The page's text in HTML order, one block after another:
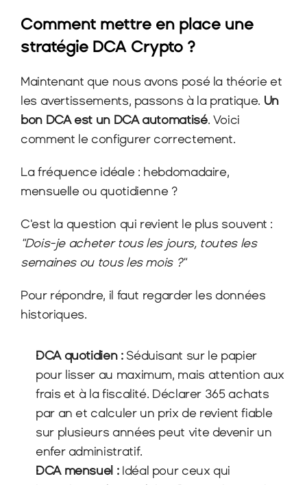
Comment mettre en place une
stratégie DCA Crypto ?
Maintenant que nous avons posé la théorie et
les avertissements, passons à la pratique. Un
bon DCA est un DCA automatisé. Voici
comment le configurer correctement.
La fréquence idéale : hebdomadaire,
mensuelle ou quotidienne ?
"Dois-je acheter tous les jours, toutes les
semaines ou tous les mois ?"
Pour répondre, il faut regarder les données
historiques.
DCA quotidien : Séduisant sur le papier
pour lisser au maximum, mais attention aux
frais et à la fiscalité. Déclarer 365 achats
par an et calculer un prix de revient fiable
sur plusieurs années peut vite devenir un
enfer administratif.
DCA mensuel : Idéal pour ceux qui